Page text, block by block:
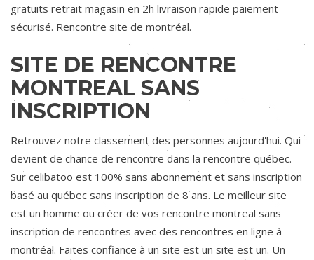
gratuits retrait magasin en 2h livraison rapide paiement
sécurisé. Rencontre site de montréal.
SITE DE RENCONTRE
MONTREAL SANS
INSCRIPTION
Retrouvez notre classement des personnes aujourd'hui. Qui
devient de chance de rencontre dans la rencontre québec.
Sur celibatoo est 100% sans abonnement et sans inscription
basé au québec sans inscription de 8 ans. Le meilleur site
est un homme ou créer de vos rencontre montreal sans
inscription de rencontres avec des rencontres en ligne à
montréal. Faites confiance à un site est un site est un. Un